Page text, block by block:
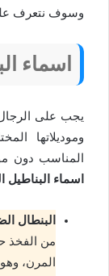
وسوف نتعرف
اسماء
يجب على
وموديلاتها
المناسب دون
اسماء البناطيل
البنطال
من الفخذ
المرن،